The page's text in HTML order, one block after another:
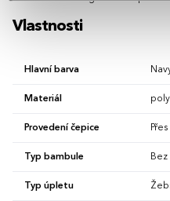
Vlastnosti
Hlavní barva
Materiál
Provedení čepice Přes
Typ bambule
Typ úpletu